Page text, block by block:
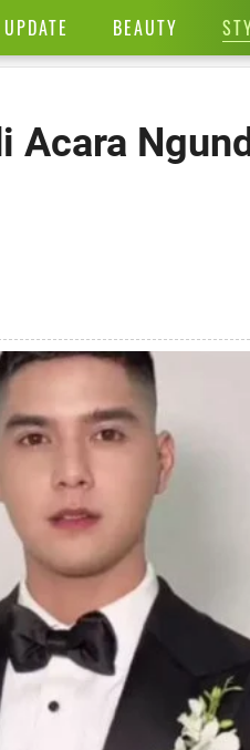
UPDATE BEAUTY
Acara